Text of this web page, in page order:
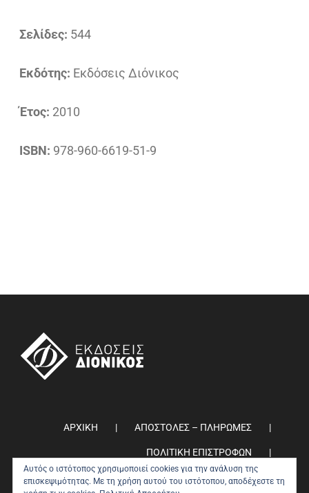
Σελίδες: 544
Εκδότης: Εκδόσεις Διόνικος
Έτος: 2010
ISBN: 978-960-6619-51-9
ΑΡΧΙΚΗ ΑΠΟΣΤΟΛΕΣ – ΠΛΗΡΩΜΕΣ
ΠΟΛΙΤΙΚΗ ΕΠΙΣΤΡΟΦΩΝ
ΠΟΛΙΤΙΚΗ ΑΠΟΡΡΗΤΟΥ 0
Αυτός ο ιστότοπος χρησιμοποιεί cookies για την ανάλυση της
επισκεψιμότητας. Με τη χρήση αυτού του ιστότοπου, αποδέχεστε τη